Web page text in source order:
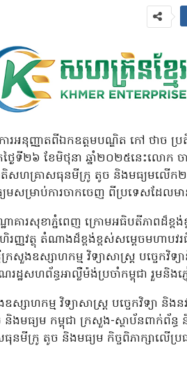
អនុញ្ញាតពីឯកឧត្តមបណ្ឌិត កៅ ថាច ប្រ
ងៃទី២៦ ខែមិថុនា ឆ្នាំ២០២៥នេះលោក
ជាតិសហគ្រាសធុនមីក្រូ តូច និងមធ្យមលើ
សម្រាប់ការចាកចេញ ពីប្រទេសដែលមា
ារសុខាភ្នំពេញ ក្រោមអធិបតីភាពដ៏ខ្ពង់ខ្
រញ្ញវត្ថុ តំណាងដ៏ខ្ពង់ខ្ពស់សម្តេចមហាប
ក្រសួងឧស្សាហកម្ម វិទ្យាសាស្ត្រ បច្ចេកវិ
ដ្ឋសហព័ន្ធអាល្លឺម៉ង់ប្រចាំកម្ពុជា រួមនិងភ្
សាហកម្ម វិទ្យាសាស្ត្រ បច្ចេកវិទ្យា និង
ងមធ្យម កម្ពុជា ក្រសួង-ស្ថាប័នពាក់ព័
រូ តូច និងមធ្យម កិច្ចពិភាក្សាលើប្រធា